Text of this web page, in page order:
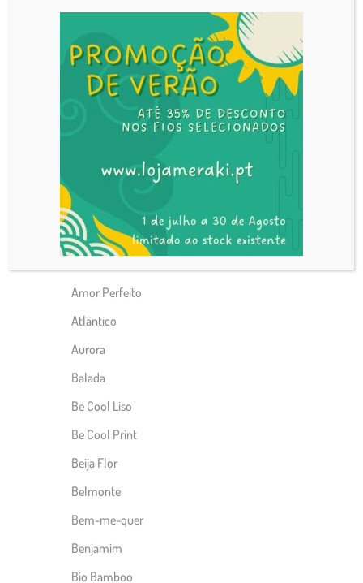
Noro
Rico Design
Rosários 4
Abraço
Alentejo Wool
Alpaca
Alvor
Alvor print
Amor Perfeito
Atlântico
Aurora
Balada
Be Cool Liso
Be Cool Print
Beija Flor
Belmonte
Bem-me-quer
Benjamim
Bio Bamboo